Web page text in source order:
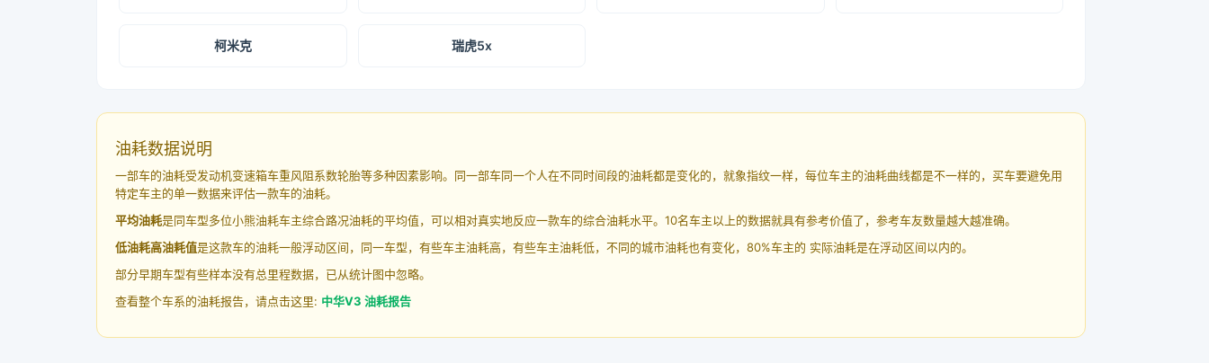
柯米克 瑞虎5x
油耗数据说明
一部车的油耗受发动机变速箱车重风阻系数轮胎等多种因素影响。同一部车同一个人在不同时间段的油耗都是变化的，就象指纹一样，每位车主的油耗曲线都是不一样的，买车要避免用
特定车主的单一数据来评估一款车的油耗。
平均油耗是同车型多位小熊油耗车主综合路况油耗的平均值，可以相对真实地反应一款车的综合油耗水平。10名车主以上的数据就具有参考价值了，参考车友数量越大越准确。
低油耗高油耗值是这款车的油耗一般浮动区间，同一车型，有些车主油耗高，有些车主油耗低，不同的城市油耗也有变化，80%车主的 实际油耗是在浮动区间以内的。
部分早期车型有些样本没有总里程数据，已从统计图中忽略。
查看整个车系的油耗报告，请点击这里: 中华V3 油耗报告